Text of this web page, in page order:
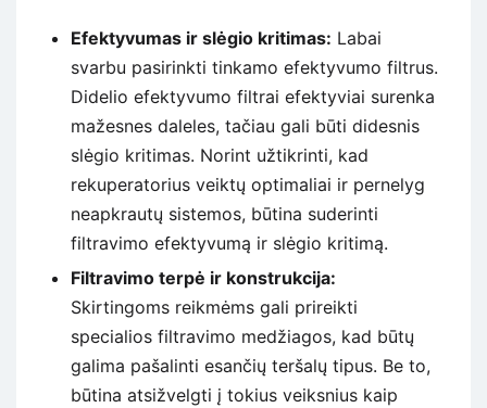
Efektyvumas ir slėgio kritimas: Labai
svarbu pasirinkti tinkamo efektyvumo filtrus.
Didelio efektyvumo filtrai efektyviai surenka
mažesnes daleles, tačiau gali būti didesnis
slėgio kritimas. Norint užtikrinti, kad
rekuperatorius veiktų optimaliai ir pernelyg
neapkrautų sistemos, būtina suderinti
filtravimo efektyvumą ir slėgio kritimą.
Filtravimo terpė ir konstrukcija:
Skirtingoms reikmėms gali prireikti
specialios filtravimo medžiagos, kad būtų
galima pašalinti esančių teršalų tipus. Be to,
būtina atsižvelgti į tokius veiksnius kaip